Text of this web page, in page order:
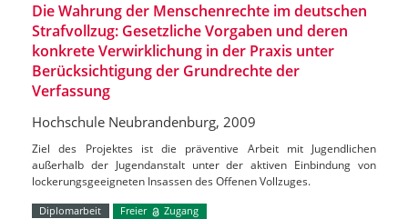
Die Wahrung der Menschenrechte im deutschen
Strafvollzug: Gesetzliche Vorgaben und deren
konkrete Verwirklichung in der Praxis unter
Berücksichtigung der Grundrechte der
Verfassung
Hochschule Neubrandenburg, 2009
Ziel des Projektes ist die präventive Arbeit mit Jugendlichen
außerhalb der Jugendanstalt unter der aktiven Einbindung von
lockerungsgeeigneten Insassen des Offenen Vollzuges.
Diplomarbeit Freier Zugang